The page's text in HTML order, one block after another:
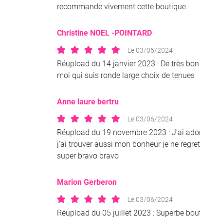
recommande vivement cette boutique
Christine NOEL -POINTARD
Le 03/06/2024
Réupload du 14 janvier 2023 : De très
moi qui suis ronde large choix de tenues
Anne laure bertru
Le 03/06/2024
Réupload du 19 novembre 2023 : J'ai
j'ai trouver aussi mon bonheur je ne
super bravo bravo
Marion Gerberon
Le 03/06/2024
Réupload du 05 juillet 2023 : Superbe